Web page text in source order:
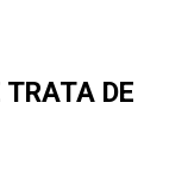
TRATA DE